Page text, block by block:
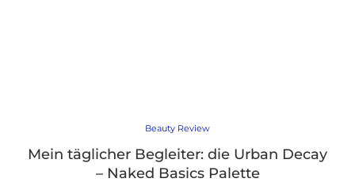
Beauty Review
Mein täglicher Begleiter: die Urban Decay
– Naked Basics Palette